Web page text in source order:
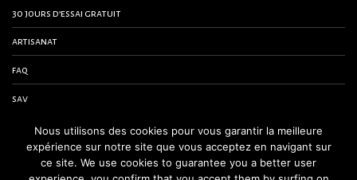
30 jours d’essai gratuit
artisanat
faq
sav
contactez-nous
conditions générales de vente
Nous utilisons des cookies pour vous garantir la meilleure
expérience sur notre site que vous acceptez en navigant sur
ce site. We use cookies to guarantee you a better user